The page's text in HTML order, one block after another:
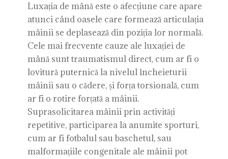
Luxația de mână este o afecțiune care apare
atunci când oasele care formează articulația
mâinii se deplasează din poziția lor normală.
Cele mai frecvente cauze ale luxației de
mână sunt traumatismul direct, cum ar fi o
lovitură puternică la nivelul încheieturii
mâinii sau o cădere, și forța torsională, cum
ar fi o rotire forțată a mâinii.
Suprasolicitarea mâinii prin activități
repetitive, participarea la anumite sporturi,
cum ar fi fotbalul sau baschetul, sau
malformațiile congenitale ale mâinii pot